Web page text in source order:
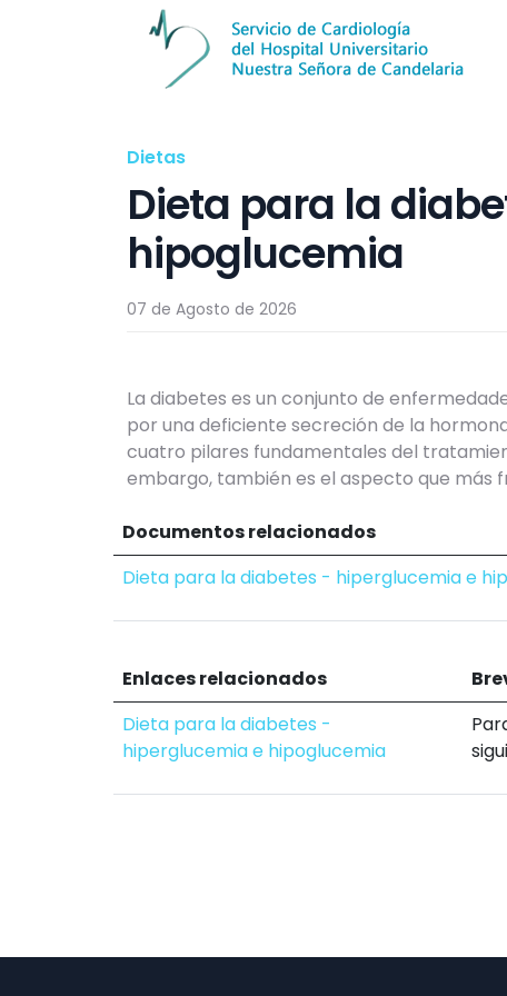
Dietas
Dieta para la
hipoglucemia
07 de Agosto de 2026
La diabetes es un conjunto de
por una deficiente secreción de la
cuatro pilares fundamentales del
embargo, también es el aspecto que más
Documentos relacionados
Dieta para la diabetes - hiperglucemia e
Enlaces relacionados
Dieta para la diabetes -
hiperglucemia e hipoglucemia